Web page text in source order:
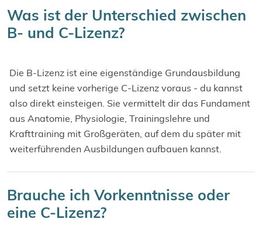
Was ist der Unterschied zwischen
B- und C-Lizenz?
Die B-Lizenz ist eine eigenständige Grundausbildung
und setzt keine vorherige C-Lizenz voraus - du kannst
also direkt einsteigen. Sie vermittelt dir das Fundament
aus Anatomie, Physiologie, Trainingslehre und
Krafttraining mit Großgeräten, auf dem du später mit
weiterführenden Ausbildungen aufbauen kannst.
Brauche ich Vorkenntnisse oder
eine C-Lizenz?